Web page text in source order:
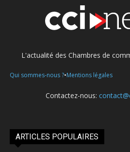
L'actualité des Chambres de
Qui sommes-nous ?•Mentions légales
Contactez-nous:
ARTICLES POPULAIRES